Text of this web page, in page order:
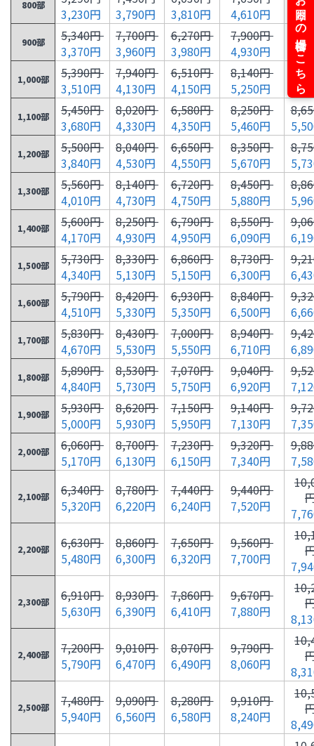
800部
3,230円
3,790円
3,810円
4,610円
900部
5,340円
3,370円
7,700円
3,960円
6,270円
3,980円
7,900円
4,930円
1,000部
5,390円
3,510円
7,940円
4,130円
6,510円
4,150円
8,140円
5,250円
1,100部
5,450円
3,680円
8,020円
4,330円
6,580円
4,350円
8,250円
5,460円
1,200部
5,500円
3,840円
8,040円
4,530円
6,650円
4,550円
8,350円
5,670円
1,300部
5,560円
4,010円
8,140円
4,730円
6,720円
4,750円
8,450円
5,880円
1,400部
5,600円
4,170円
8,250円
4,930円
6,790円
4,950円
8,550円
6,090円
1,500部
5,730円
4,340円
8,330円
5,130円
6,860円
5,150円
8,730円
6,300円
1,600部
5,790円
4,510円
8,420円
5,330円
6,930円
5,350円
8,840円
6,500円
1,700部
5,830円
4,670円
8,430円
5,530円
7,000円
5,550円
8,940円
6,710円
1,800部
5,890円
4,840円
8,530円
5,730円
7,070円
5,750円
9,040円
6,920円
1,900部
5,930円
5,000円
8,620円
5,930円
7,150円
5,950円
9,140円
7,130円
2,000部
6,060円
5,170円
8,700円
6,130円
7,230円
6,150円
9,320円
7,340円
2,100部
6,340円
5,320円
8,780円
6,220円
7,440円
6,240円
9,440円
7,520円
2,200部
6,630円
5,480円
8,860円
6,300円
7,650円
6,320円
9,560円
7,700円
2,300部
6,910円
5,630円
8,930円
6,390円
7,860円
6,410円
9,670円
7,880円
2,400部
7,200円
5,790円
9,010円
6,470円
8,070円
6,490円
9,790円
8,060円
2,500部
7,480円
5,940円
9,090円
6,560円
8,280円
6,580円
9,910円
8,240円